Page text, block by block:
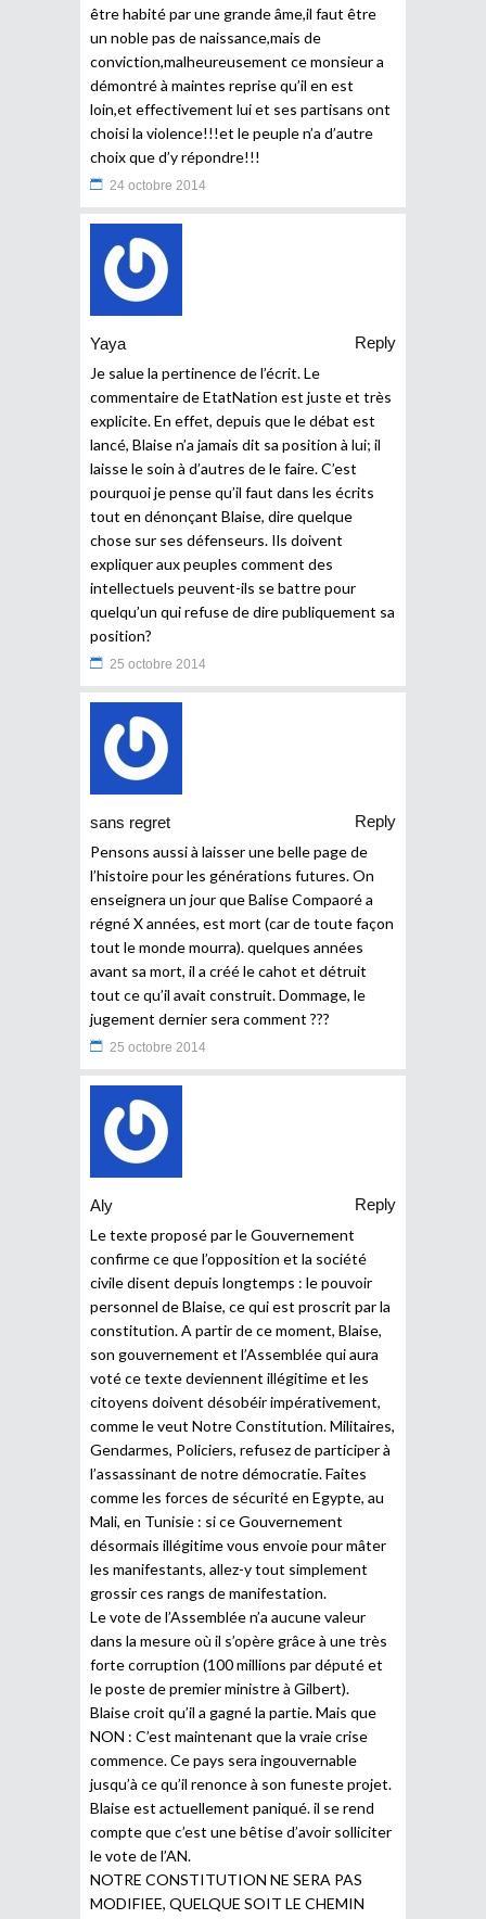
être habité par une grande âme,il faut être
un noble pas de naissance,mais de
conviction,malheureusement ce monsieur a
démontré à maintes reprise qu’il en est
loin,et effectivement lui et ses partisans ont
choisi la violence!!!et le peuple n’a d’autre
choix que d’y répondre!!!
24 octobre 2014
Yaya
Reply
Je salue la pertinence de l’écrit. Le
commentaire de EtatNation est juste et très
explicite. En effet, depuis que le débat est
lancé, Blaise n’a jamais dit sa position à lui; il
laisse le soin à d’autres de le faire. C’est
pourquoi je pense qu’il faut dans les écrits
tout en dénonçant Blaise, dire quelque
chose sur ses défenseurs. Ils doivent
expliquer aux peuples comment des
intellectuels peuvent-ils se battre pour
quelqu’un qui refuse de dire publiquement sa
position?
25 octobre 2014
sans regret
Reply
Pensons aussi à laisser une belle page de
l’histoire pour les générations futures. On
enseignera un jour que Balise Compaoré a
régné X années, est mort (car de toute façon
tout le monde mourra). quelques années
avant sa mort, il a créé le cahot et détruit
tout ce qu’il avait construit. Dommage, le
jugement dernier sera comment ???
25 octobre 2014
Aly
Reply
Le texte proposé par le Gouvernement
confirme ce que l’opposition et la société
civile disent depuis longtemps : le pouvoir
personnel de Blaise, ce qui est proscrit par la
constitution. A partir de ce moment, Blaise,
son gouvernement et l’Assemblée qui aura
voté ce texte deviennent illégitime et les
citoyens doivent désobéir impérativement,
comme le veut Notre Constitution. Militaires,
Gendarmes, Policiers, refusez de participer à
l’assassinant de notre démocratie. Faites
comme les forces de sécurité en Egypte, au
Mali, en Tunisie : si ce Gouvernement
désormais illégitime vous envoie pour mâter
les manifestants, allez-y tout simplement
grossir ces rangs de manifestation.
Le vote de l’Assemblée n’a aucune valeur
dans la mesure où il s’opère grâce à une très
forte corruption (100 millions par député et
le poste de premier ministre à Gilbert).
Blaise croit qu’il a gagné la partie. Mais que
NON : C’est maintenant que la vraie crise
commence. Ce pays sera ingouvernable
jusqu’à ce qu’il renonce à son funeste projet.
Blaise est actuellement paniqué. il se rend
compte que c’est une bêtise d’avoir solliciter
le vote de l’AN.
NOTRE CONSTITUTION NE SERA PAS
MODIFIEE, QUELQUE SOIT LE CHEMIN